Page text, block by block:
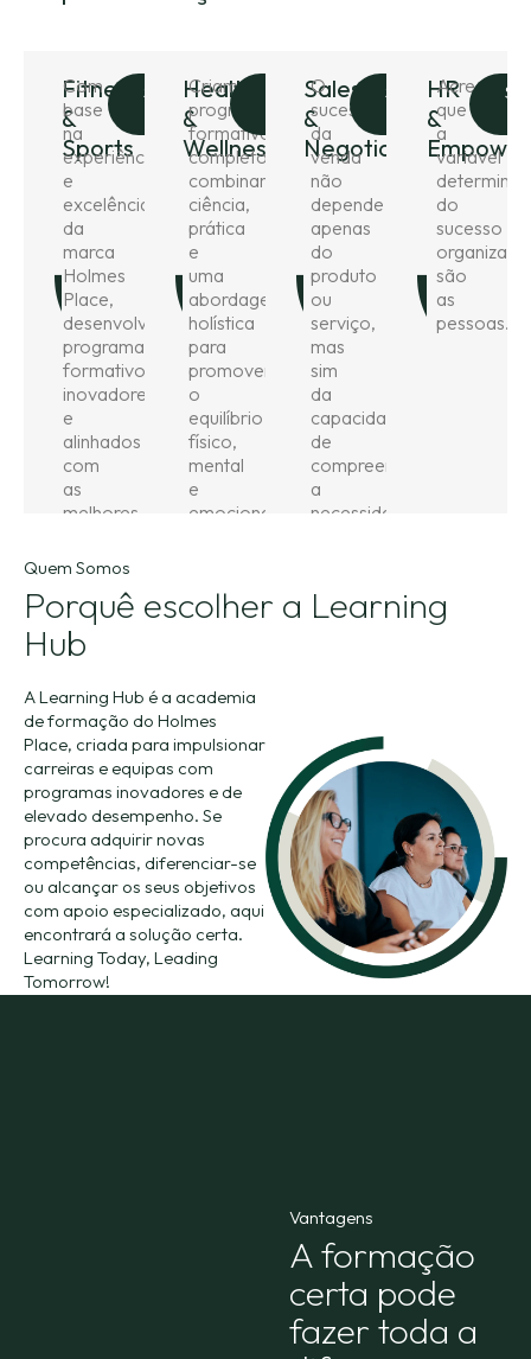
Fitness
&
Sports
Com
base
na
experiência
e
excelência
da
marca
Holmes
Place,
desenvolvemos
programas
formativos
inovadores
e
alinhados
com
as
melhores
do
Saber
Mais
Health
&
Wellness
Criamos
programas
formativos
completos,
combinando
ciência,
prática
e
uma
abordagem
holística
para
promover
o
equilíbrio
físico,
mental
e
emocional.
Saber
Mais
Sales
&
Negotiation
O
sucesso
da
venda
não
depende
apenas
do
produto
ou
serviço,
mas
sim
da
capacidade
de
compreender
a
necessidade
SaberHR
&que
a
variável
do
sucesso
são
as
pessoas.
Quem Somos
Porquê escolher a Learning
Hub
A Learning Hub é a academia
de formação do Holmes
Place, criada para impulsionar
carreiras e equipas com
programas inovadores e de
elevado desempenho. Se
procura adquirir novas
competências, diferenciar-se
ou alcançar os seus objetivos
com apoio especializado, aqui
encontrará a solução certa.
Learning Today, Leading
Tomorrow!
Vantagens
A formação
certa pode
fazer toda a